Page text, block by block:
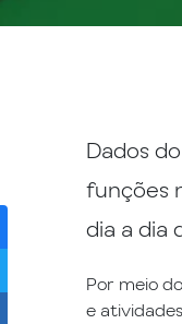
Dados
funções
dia a dia
Por meio
e